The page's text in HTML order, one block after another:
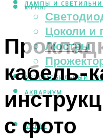
ЛАМПЫ И
Цоколи и
Люстры
АВТОМОБИЛЬНЫЙ
АКВАРИУМ
МЕНЮ
МЕНЮ
кабель-
с фото